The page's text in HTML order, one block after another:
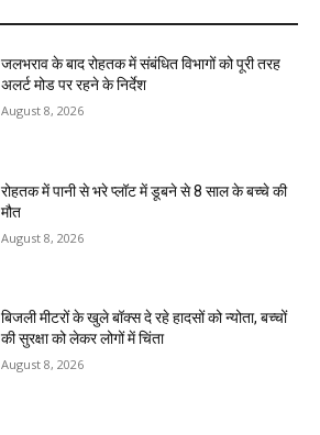
जलभराव के बाद रोहतक में संबंधित विभागों को पूरी तरह
अलर्ट मोड पर रहने के निर्देश
August 8, 2026
रोहतक में पानी से भरे प्लॉट में डूबने से 8 साल के बच्चे की
मौत
August 8, 2026
बिजली मीटरों के खुले बॉक्स दे रहे हादसों को न्योता, बच्चों
की सुरक्षा को लेकर लोगों में चिंता
August 8, 2026